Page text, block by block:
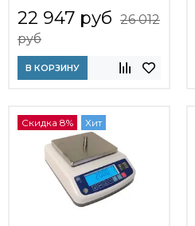
22 947 руб 26 012
руб
В КОРЗИНУ
Скидка 8% Хит